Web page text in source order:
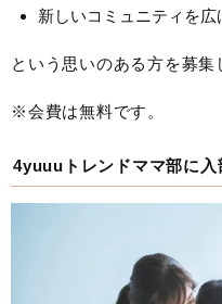
新しいコミュニティを広
という思いのある方を募集
※会費は無料です。
4yuuuトレンドママ部に入